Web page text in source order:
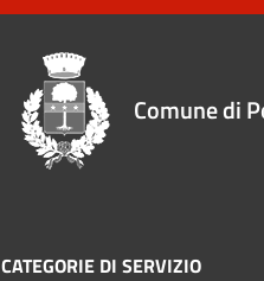
Comune di
CATEGORIE DI SERVIZIO